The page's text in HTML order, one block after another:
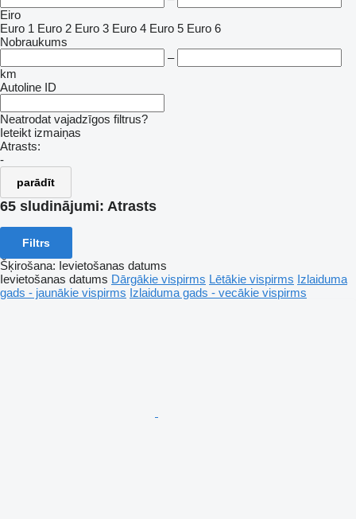
Eiro
Euro 1 Euro 2 Euro 3 Euro 4 Euro 5 Euro 6
Nobraukums
–
km
Autoline ID
Neatrodat vajadzīgos filtrus?
Ieteikt izmaiņas
Atrasts:
-
parādīt
65 sludinājumi: Atrasts
Filtrs
Šķirošana: Ievietošanas datums
Ievietošanas datums Dārgākie vispirms Lētākie vispirms Izlaiduma
gads - jaunākie vispirms Izlaiduma gads - vecākie vispirms